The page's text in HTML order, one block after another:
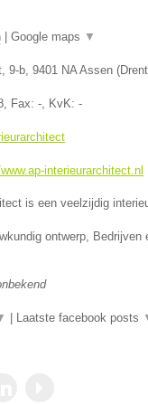
Google maps ▼
9-b, 9401 NA Assen (
, Fax: -, KvK: -
interieurarchitect.nl
is een veelzijdig
ontwerp, Bedrijven
Laatste facebook posts